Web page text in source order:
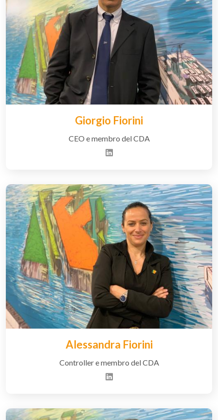
Giorgio Fiorini
CEO e membro del CDA
Alessandra Fiorini
Controller e membro del CDA